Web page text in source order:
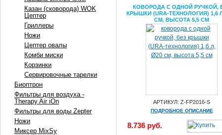
КОВОРОДА С ОДНОЙ РУЧКОЙ,
КРЫШКИ (URA-ТЕХНОЛОГИЯ) 1,6
СМ, ВЫСОТА 5,5 СМ
АРТИКУЛ: Z-FP2016-S
ПОДРОБНОЕ ОПИСАНИЕ
8.736 руб.
Казан (сковорода) WOK
Цептер
Гриллеры
Ножи
Цептер овалы
Комби миски
Корзинки
Сервировочные тарелки
Биоптрон
Фильтры для воздуха -
Therapy Air iOn
Фильтры для воды Zepter
Ножи
Миксер MixSy